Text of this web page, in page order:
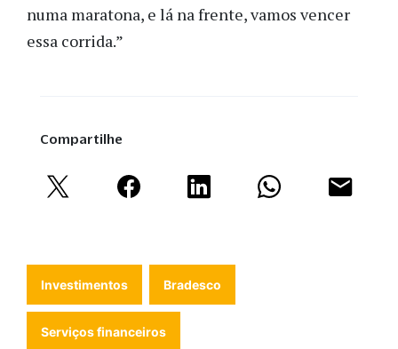
numa maratona, e lá na frente, vamos vencer
essa corrida.”
Compartilhe
Investimentos Bradesco
Serviços financeiros